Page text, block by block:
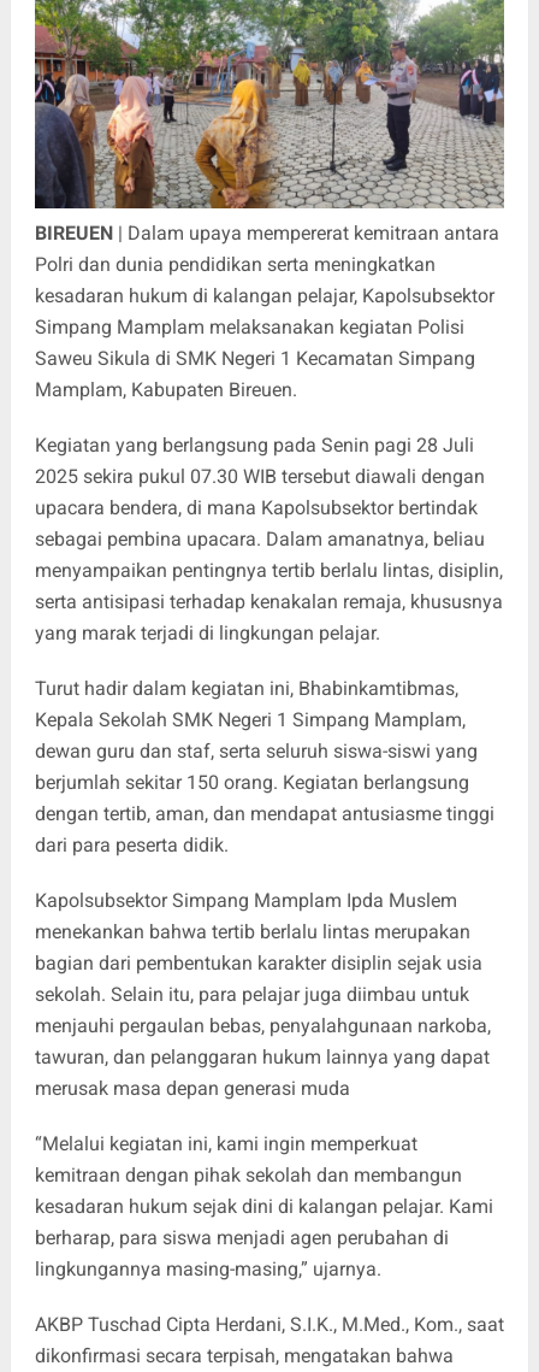
BIREUEN| Dalam upaya mempererat kemitraan antara
Polri dan dunia pendidikan serta meningkatkan
kesadaran hukum di kalangan pelajar, Kapolsubsektor
Simpang Mamplam melaksanakan kegiatan Polisi
Saweu Sikula di SMK Negeri 1 Kecamatan Simpang
Mamplam, Kabupaten Bireuen.
Kegiatan yang berlangsung pada Senin pagi 28 Juli
2025 sekira pukul 07.30 WIB tersebut diawali dengan
upacara bendera, di mana Kapolsubsektor bertindak
sebagai pembina upacara. Dalam amanatnya, beliau
menyampaikan pentingnya tertib berlalu lintas, disiplin,
serta antisipasi terhadap kenakalan remaja, khususnya
yang marak terjadi di lingkungan pelajar.
Turut hadir dalam kegiatan ini, Bhabinkamtibmas,
Kepala Sekolah SMK Negeri 1 Simpang Mamplam,
dewan guru dan staf, serta seluruh siswa-siswi yang
berjumlah sekitar 150 orang. Kegiatan berlangsung
dengan tertib, aman, dan mendapat antusiasme tinggi
dari para peserta didik.
Kapolsubsektor Simpang Mamplam Ipda Muslem
menekankan bahwa tertib berlalu lintas merupakan
bagian dari pembentukan karakter disiplin sejak usia
sekolah. Selain itu, para pelajar juga diimbau untuk
menjauhi pergaulan bebas, penyalahgunaan narkoba,
tawuran, dan pelanggaran hukum lainnya yang dapat
merusak masa depan generasi muda
“Melalui kegiatan ini, kami ingin memperkuat
kemitraan dengan pihak sekolah dan membangun
kesadaran hukum sejak dini di kalangan pelajar. Kami
berharap, para siswa menjadi agen perubahan di
lingkungannya masing-masing,” ujarnya.
AKBP Tuschad Cipta Herdani, S.I.K., M.Med., Kom., saat
dikonfirmasi secara terpisah, mengatakan bahwa